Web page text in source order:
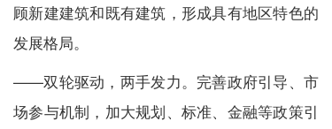
顾新建建筑和既有建筑，形成具有地区特色的
发展格局。
——双轮驱动，两手发力。完善政府引导、市
场参与机制，加大规划、标准、金融等政策引